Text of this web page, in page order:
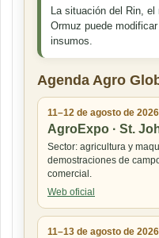
La situación del Rin,
Ormuz puede
insumos.
Agenda Agro
11–12 de agosto de 2026
AgroExpo · St.
Sector: agricultura y
demostraciones de
comercial.
Web oficial
11–13 de agosto de 2026